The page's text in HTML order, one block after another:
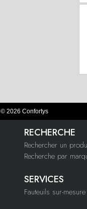
© 2026 Confortys
RECHERCHE
Rechercher un
Recherche par
SERVICES
Fauteuils sur-mesure